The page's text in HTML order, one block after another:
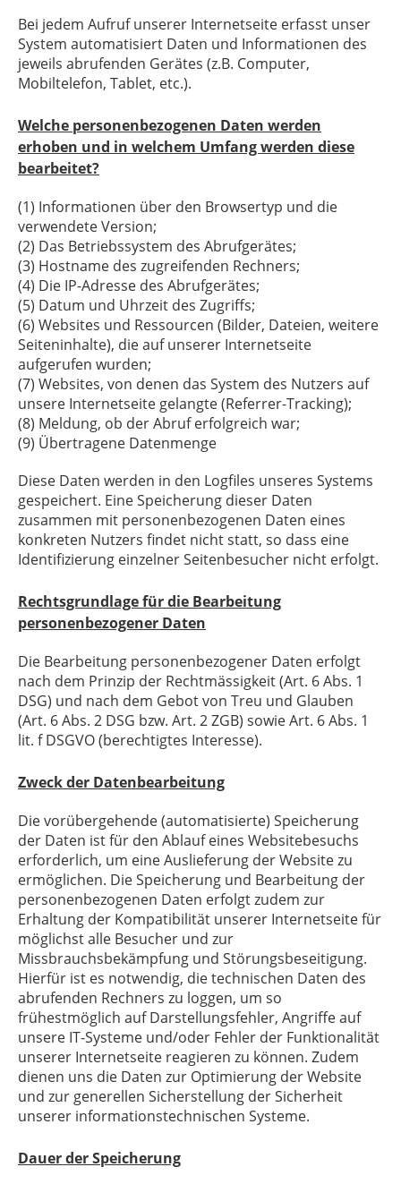
Bei jedem Aufruf unserer Internetseite erfasst unser
System automatisiert Daten und Informationen des
jeweils abrufenden Gerätes (z.B. Computer,
Mobiltelefon, Tablet, etc.).
Welche personenbezogenen Daten werden
erhoben und in welchem Umfang werden diese
bearbeitet?
(1) Informationen über den Browsertyp und die
verwendete Version;
(2) Das Betriebssystem des Abrufgerätes;
(3) Hostname des zugreifenden Rechners;
(4) Die IP-Adresse des Abrufgerätes;
(5) Datum und Uhrzeit des Zugriffs;
(6) Websites und Ressourcen (Bilder, Dateien, weitere
Seiteninhalte), die auf unserer Internetseite
aufgerufen wurden;
(7) Websites, von denen das System des Nutzers auf
unsere Internetseite gelangte (Referrer-Tracking);
(8) Meldung, ob der Abruf erfolgreich war;
(9) Übertragene Datenmenge
Diese Daten werden in den Logfiles unseres Systems
gespeichert. Eine Speicherung dieser Daten
zusammen mit personenbezogenen Daten eines
konkreten Nutzers findet nicht statt, so dass eine
Identifizierung einzelner Seitenbesucher nicht erfolgt.
Rechtsgrundlage für die Bearbeitung
personenbezogener Daten
Die Bearbeitung personenbezogener Daten erfolgt
nach dem Prinzip der Rechtmässigkeit (Art. 6 Abs. 1
DSG) und nach dem Gebot von Treu und Glauben
(Art. 6 Abs. 2 DSG bzw. Art. 2 ZGB) sowie Art. 6 Abs. 1
lit. f DSGVO (berechtigtes Interesse).
Zweck der Datenbearbeitung
Die vorübergehende (automatisierte) Speicherung
der Daten ist für den Ablauf eines Websitebesuchs
erforderlich, um eine Auslieferung der Website zu
ermöglichen. Die Speicherung und Bearbeitung der
personenbezogenen Daten erfolgt zudem zur
Erhaltung der Kompatibilität unserer Internetseite für
möglichst alle Besucher und zur
Missbrauchsbekämpfung und Störungsbeseitigung.
Hierfür ist es notwendig, die technischen Daten des
abrufenden Rechners zu loggen, um so
frühestmöglich auf Darstellungsfehler, Angriffe auf
unsere IT-Systeme und/oder Fehler der Funktionalität
unserer Internetseite reagieren zu können. Zudem
dienen uns die Daten zur Optimierung der Website
und zur generellen Sicherstellung der Sicherheit
unserer informationstechnischen Systeme.
Dauer der Speicherung